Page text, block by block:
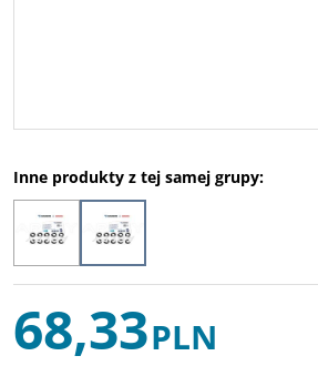
Inne produkty z tej samej grupy:
68,33PLN